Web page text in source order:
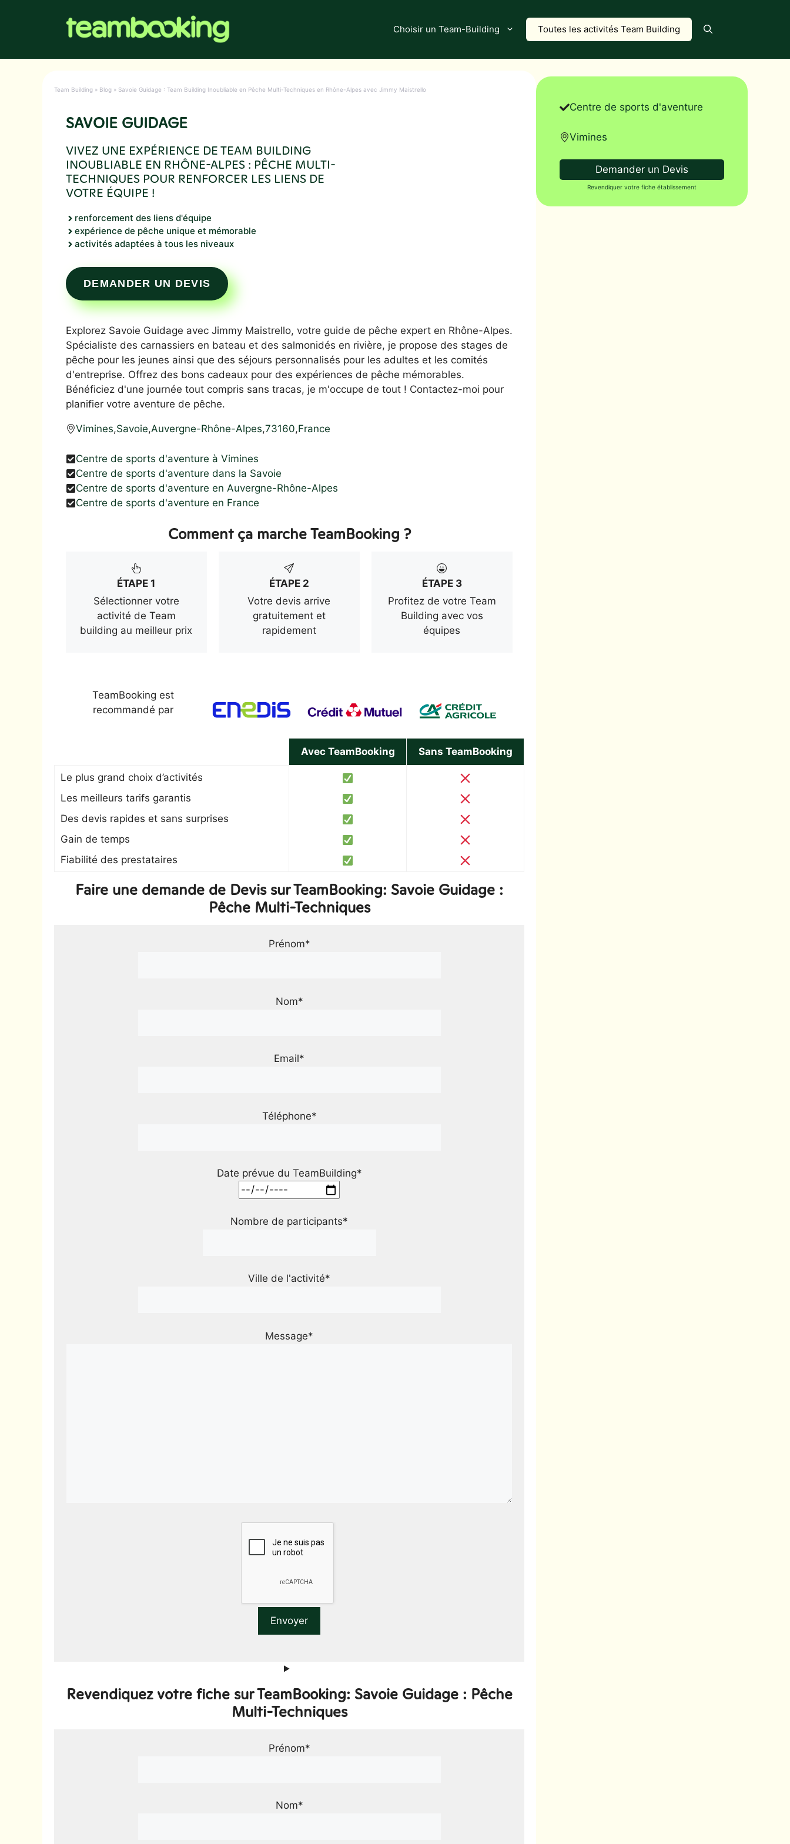
Choisir un Team-Building Toutes les activités Team Building
Team Building » Blog » Savoie Guidage : Team Building Inoubliable en Pêche Multi-Techniques en Rhône-Alpes avec Jimmy Maistrello
SAVOIE GUIDAGE
VIVEZ UNE EXPÉRIENCE DE TEAM BUILDING
INOUBLIABLE EN RHÔNE-ALPES : PÊCHE MULTI-
TECHNIQUES POUR RENFORCER LES LIENS DE
VOTRE ÉQUIPE !
renforcement des liens d'équipe
expérience de pêche unique et mémorable
activités adaptées à tous les niveaux
DEMANDER UN DEVIS
Explorez Savoie Guidage avec Jimmy Maistrello, votre guide de pêche expert en Rhône-Alpes.
Spécialiste des carnassiers en bateau et des salmonidés en rivière, je propose des stages de
pêche pour les jeunes ainsi que des séjours personnalisés pour les adultes et les comités
d'entreprise. Offrez des bons cadeaux pour des expériences de pêche mémorables.
Bénéficiez d'une journée tout compris sans tracas, je m'occupe de tout ! Contactez-moi pour
planifier votre aventure de pêche.
Vimines,Savoie,Auvergne-Rhône-Alpes,73160,France
Centre de sports d'aventure à Vimines
Centre de sports d'aventure dans la Savoie
Centre de sports d'aventure en Auvergne-Rhône-Alpes
Centre de sports d'aventure en France
Comment ça marche TeamBooking ?
ÉTAPE 1
Sélectionner votre
activité de Team
building au meilleur prix
ÉTAPE 2
Votre devis arrive
gratuitement et
rapidement
ÉTAPE 3
Profitez de votre Team
Building avec vos
équipes
TeamBooking est
recommandé par
Avec TeamBooking Sans TeamBooking
Le plus grand choix d’activités
Les meilleurs tarifs garantis
Des devis rapides et sans surprises
Gain de temps
Fiabilité des prestataires
Faire une demande de Devis sur TeamBooking: Savoie Guidage :
Pêche Multi-Techniques
Prénom*
Nom*
Email*
Téléphone*
Date prévue du TeamBuilding*
Nombre de participants*
Ville de l'activité*
Message*
Revendiquez votre fiche sur TeamBooking: Savoie Guidage : Pêche
Multi-Techniques
Prénom*
Nom*
Centre de sports d'aventure
Vimines
Demander un Devis
Revendiquer votre fiche établissement